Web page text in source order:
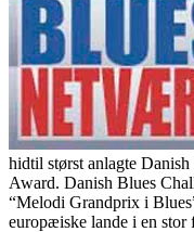
hidtil størst anlagte
Award. Danish Blues
“Melodi Grandprix i
europæiske lande i en stor